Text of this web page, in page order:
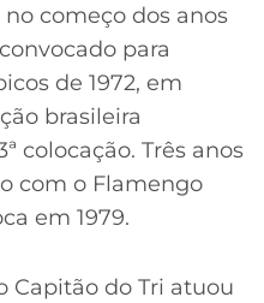
começo dos anos
para
de 1972, em
brasileira
colocação. Três anos
com o Flamengo
em 1979.
Capitão do Tri atuou